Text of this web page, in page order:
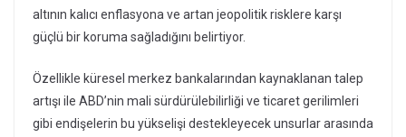
altının kalıcı enflasyona ve artan jeopolitik risklere karşı
güçlü bir koruma sağladığını belirtiyor.
Özellikle küresel merkez bankalarından kaynaklanan talep
artışı ile ABD’nin mali sürdürülebilirliği ve ticaret gerilimleri
gibi endişelerin bu yükselişi destekleyecek unsurlar arasında